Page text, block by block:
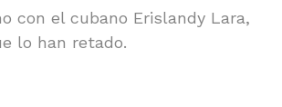
con el cubano Erislandy Lara,
lo han retado.